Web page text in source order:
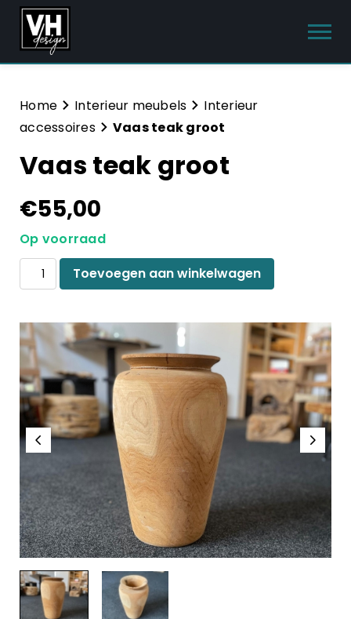
Producten
Tuinmeubelen
Sanitair
Meubelsets
Home Interieur meubels
Interieur
accessoires
Vaas teak groot
Vaas teak groot
€55,00
Op voorraad
Vaas
teak
groot
Toevoegen aan winkelwagen